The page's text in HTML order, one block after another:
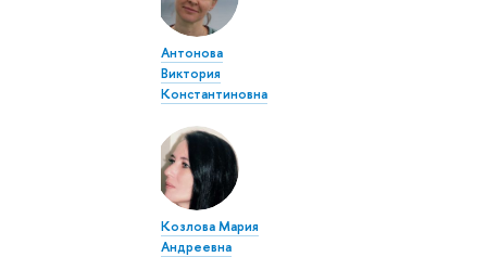
Антонова
Виктория
Константиновна
Козлова Мария
Андреевна